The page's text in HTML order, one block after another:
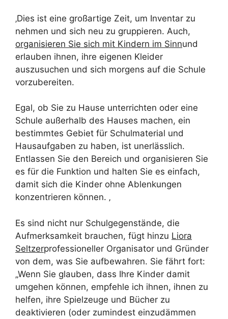
‚Dies ist eine großartige Zeit, um Inventar zu
nehmen und sich neu zu gruppieren. Auch,
organisieren Sie sich mit Kindern im Sinnund
erlauben ihnen, ihre eigenen Kleider
auszusuchen und sich morgens auf die Schule
vorzubereiten.
Egal, ob Sie zu Hause unterrichten oder eine
Schule außerhalb des Hauses machen, ein
bestimmtes Gebiet für Schulmaterial und
Hausaufgaben zu haben, ist unerlässlich.
Entlassen Sie den Bereich und organisieren Sie
es für die Funktion und halten Sie es einfach,
damit sich die Kinder ohne Ablenkungen
konzentrieren können. ‚
Es sind nicht nur Schulgegenstände, die
Aufmerksamkeit brauchen, fügt hinzu Liora
Seltzerprofessioneller Organisator und Gründer
von dem, was Sie aufbewahren. Sie fährt fort:
„Wenn Sie glauben, dass Ihre Kinder damit
umgehen können, empfehle ich ihnen, ihnen zu
helfen, ihre Spielzeuge und Bücher zu
deaktivieren (oder zumindest einzudämmen